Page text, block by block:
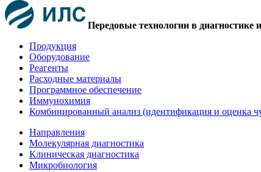
Передовые технологии в диагностике
Продукция
Оборудование
Реагенты
Расходные материалы
Программное обеспечение
Иммунохимия
Комбинированный анализ (идентификация и оценка
Направления
Молекулярная диагностика
Клиническая диагностика
Микробиология